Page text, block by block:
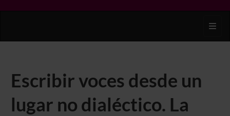
Escribir voces desde un
lugar no dialéctico. La